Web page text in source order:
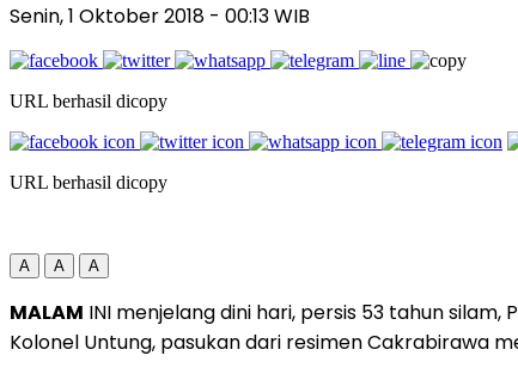
Senin, 1 Oktober 2018 - 00:13 WIB
URL berhasil dicopy
URL berhasil dicopy
A A A
MALAM INI menjelang dini hari, persis 53 tahun
Kolonel Untung, pasukan dari resimen Cakrabirawa